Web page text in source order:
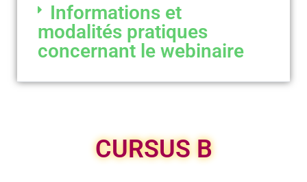
Informations et
modalités pratiques
concernant le webinaire
CURSUS B